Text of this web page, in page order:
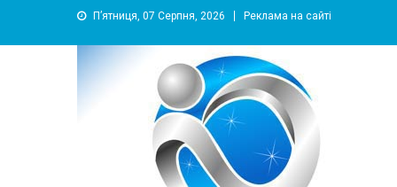
П’ятниця, 07 Серпня, 2026 Реклама на сайті
YUZHNY.INFO
информационный портал города Южный